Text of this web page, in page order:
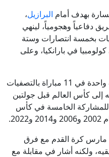
بهدف أمام البرازيل،
دفاعياً وهجومياً، لينهي
بخمسة انتصارات وستة
في بارانكيا، وعلى
ولم تهتز شباك الإكوادور سوى مرة واحدة في 11 مباراة بالتصفيات
إلى كأس العالم قبل جولتين
للمشاركة الخامسة في كأس
مارس كرة القدم مع فرق
ولكنه أشار في مقابلة مع